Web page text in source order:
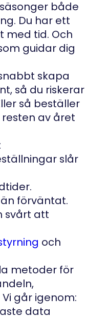
både
Du har ett
med tid. Och
guidar dig
skapa
så du riskerar
så beställer
av året
slår
förväntat.
svårt att
och
metoder för
går igenom:
data